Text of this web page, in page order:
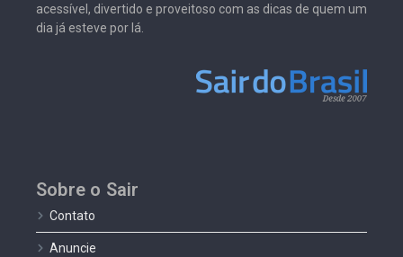
acessível, divertido e proveitoso com as dicas de quem um
dia já esteve por lá.
Sobre o Sair
Contato
Anuncie